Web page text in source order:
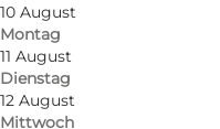
10 August
Montag
11 August
Dienstag
12 August
Mittwoch